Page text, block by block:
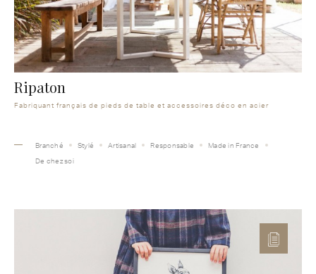
Ripaton
Fabriquant français de pieds de table et accessoires déco en acier
Branché Stylé Artisanal Responsable
Made in France
De chez soi